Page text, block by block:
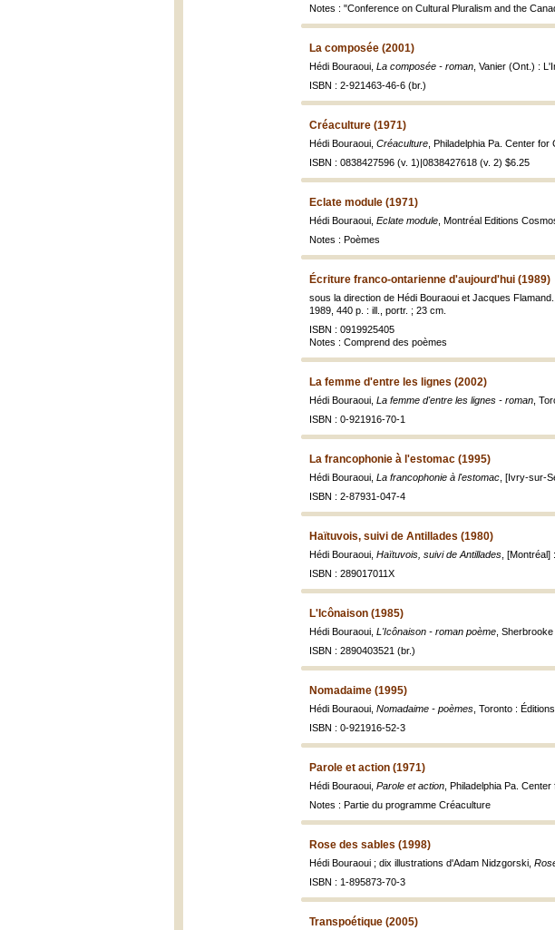
Notes : "Conference on Cultural Pluralism and the
La composée (2001)
Hédi Bouraoui, La composée - roman , Vanier (Ont.) :
ISBN : 2-921463-46-6 (br.)
Créaculture (1971)
Hédi Bouraoui, Créaculture , Philadelphia Pa. Center
ISBN : 0838427596 (v. 1)|0838427618 (v. 2) $6.25
Eclate module (1971)
Hédi Bouraoui, Eclate module , Montréal Editions
Notes : Poèmes
Écriture franco-ontarienne d'aujourd'hui (1989)
sous la direction de Hédi Bouraoui et Jacques Flamand.,
1989, 440 p. : ill., portr. ; 23 cm.
ISBN : 0919925405
Notes : Comprend des poèmes
La femme d'entre les lignes (2002)
Hédi Bouraoui, La femme d'entre les lignes - roman ,
ISBN : 0-921916-70-1
La francophonie à l'estomac (1995)
Hédi Bouraoui, La francophonie à l'estomac , [Ivry-sur-
ISBN : 2-87931-047-4
Haïtuvois, suivi de Antillades (1980)
Hédi Bouraoui, Haïtuvois, suivi de Antillades ,
ISBN : 289017011X
L'Icônaison (1985)
Hédi Bouraoui, L'Icônaison - roman poème ,
ISBN : 2890403521 (br.)
Nomadaime (1995)
Hédi Bouraoui, Nomadaime - poèmes , Toronto :
ISBN : 0-921916-52-3
Parole et action (1971)
Hédi Bouraoui, Parole et action , Philadelphia Pa.
Notes : Partie du programme Créaculture
Rose des sables (1998)
Hédi Bouraoui ; dix illustrations d'Adam Nidzgorski,
ISBN : 1-895873-70-3
Transpoétique (2005)